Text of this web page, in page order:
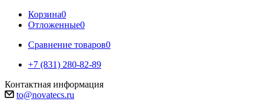
Корзина0
Отложенные0
Сравнение товаров0
+7 (831) 280-82-89
Контактная информация
to@novatecs.ru